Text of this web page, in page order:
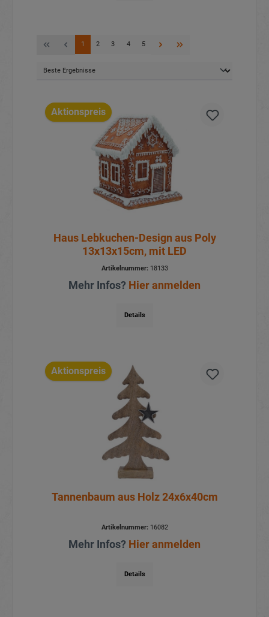
1 2 3 4 5
Aktionspreis
Haus Lebkuchen-Design aus Poly
13x13x15cm, mit LED
Artikelnummer:18133
Mehr Infos? Hier anmelden
Details
Aktionspreis
Tannenbaum aus Holz 24x6x40cm
Artikelnummer:16082
Mehr Infos? Hier anmelden
Details